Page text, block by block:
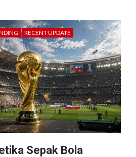
RECENT UPDATE
Sepak Bola